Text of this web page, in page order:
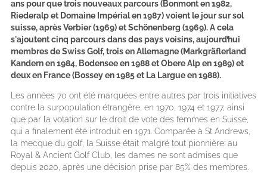
ans pour que trois nouveaux parcours (Bonmont en 1982,
Riederalp et Domaine Impérial en 1987) voient le jour sur sol
suisse, après Verbier (1969) et Schönenberg (1969). A cela
s'ajoutent cinq parcours dans des pays voisins, aujourd’hui
membres de Swiss Golf, trois en Allemagne (Markgräflerland
Kandern en 1984, Bodensee en 1988 et Obere Alp en 1989) et
deux en France (Bossey en 1985 et La Largue en 1988).
Les années 70 ont été marquées entre autres par trois initiatives
contre la surpopulation étrangère, en 1970, 1974 et 1977, ainsi
que par la votation sur le droit de vote des femmes en Suisse,
qui a finalement été introduit en 1971. Comparée à St Andrews,
la mecque du golf, la Suisse était malgré tout pionnière: au
Royal & Ancient Golf Club, les dames ne sont admises que
depuis 2020, après une décision prise par 85% des membres.